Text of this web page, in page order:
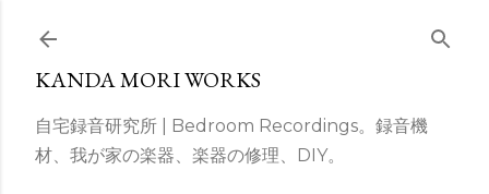
スキップしてメイン コンテンツに移動
KANDA MORI WORKS
自宅録音研究所 | Bedroom Recordings。録音機
材、我が家の楽器、楽器の修理、DIY。